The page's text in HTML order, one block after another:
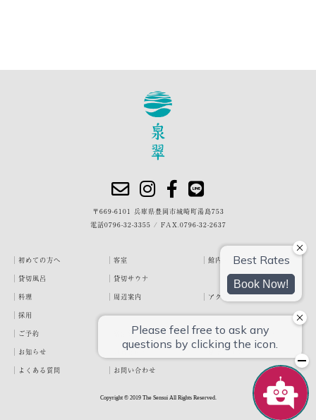
〒669-6101 兵庫県豊岡市城崎町湯島753
電話0796-32-3355 / FAX.0796-32-2637
初めての方へ 客室
館内・施設
貸切風呂
貸切サウナ
料理
周辺案内
アクセス
採用
ご予約
宿泊約款
プライバシーポリシー
お知らせ
お客様の声
泉翠ブログ
よくある質問
お問い合わせ
Copyright © 2019 The Sensui All Rights Reserved.